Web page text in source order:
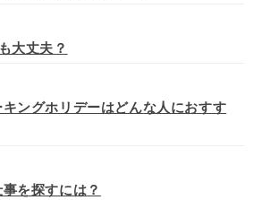
大丈夫？
ングホリデーはどんな人におすす
を探すには？